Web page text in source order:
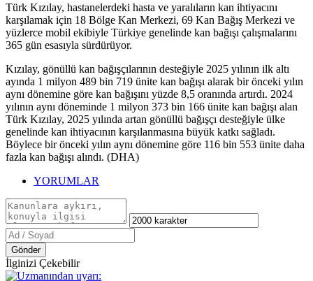
Türk Kızılay, hastanelerdeki hasta ve yaralıların kan ihtiyacını
karşılamak için 18 Bölge Kan Merkezi, 69 Kan Bağış Merkezi ve
yüzlerce mobil ekibiyle Türkiye genelinde kan bağışı çalışmalarını
365 gün esasıyla sürdürüyor.
Kızılay, gönüllü kan bağışçılarının desteğiyle 2025 yılının ilk altı
ayında 1 milyon 489 bin 719 ünite kan bağışı alarak bir önceki yılın
aynı dönemine göre kan bağışını yüzde 8,5 oranında artırdı. 2024
yılının aynı döneminde 1 milyon 373 bin 166 ünite kan bağışı alan
Türk Kızılay, 2025 yılında artan gönüllü bağışçı desteğiyle ülke
genelinde kan ihtiyacının karşılanmasına büyük katkı sağladı.
Böylece bir önceki yılın aynı dönemine göre 116 bin 553 ünite daha
fazla kan bağışı alındı. (DHA)
YORUMLAR
Gönder
İlginizi Çekebilir